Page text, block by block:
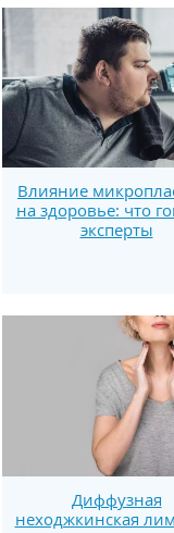
Влияние
на здоровье: что
эксперты
Диффузная
неходжкинская